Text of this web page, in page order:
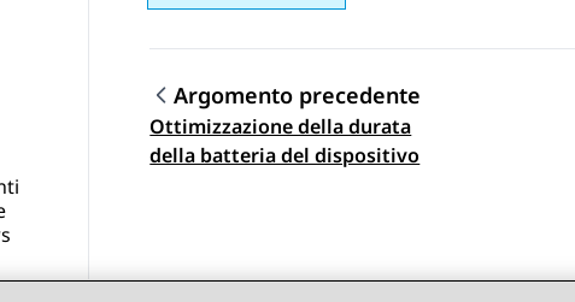
Navigazione argomento
Argomento precedente
Ottimizzazione della durata
della batteria del dispositivo